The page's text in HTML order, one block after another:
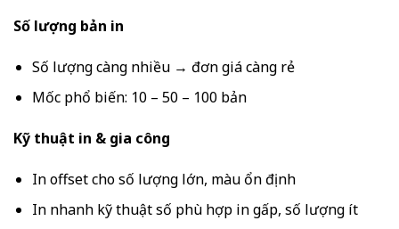
Số lượng bản in
Số lượng càng nhiều → đơn giá càng rẻ
Mốc phổ biến: 10 – 50 – 100 bản
Kỹ thuật in & gia công
In offset cho số lượng lớn, màu ổn định
In nhanh kỹ thuật số phù hợp in gấp, số lượng ít